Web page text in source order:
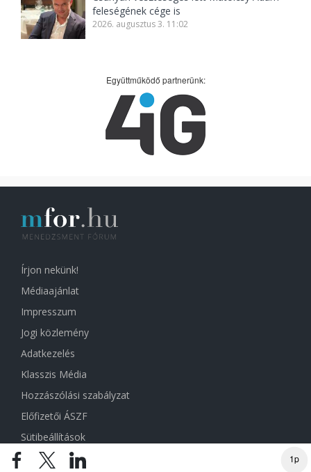
1p
feleségének cége is
2026. augusztus 3. 11:02
Együttműködő partnerünk:
Írjon nekünk!
Médiaajánlat
Impresszum
Jogi közlemény
Adatkezelés
Klasszis Média
Hozzászólási szabályzat
Előfizetői ÁSZF
Sütibeállítások